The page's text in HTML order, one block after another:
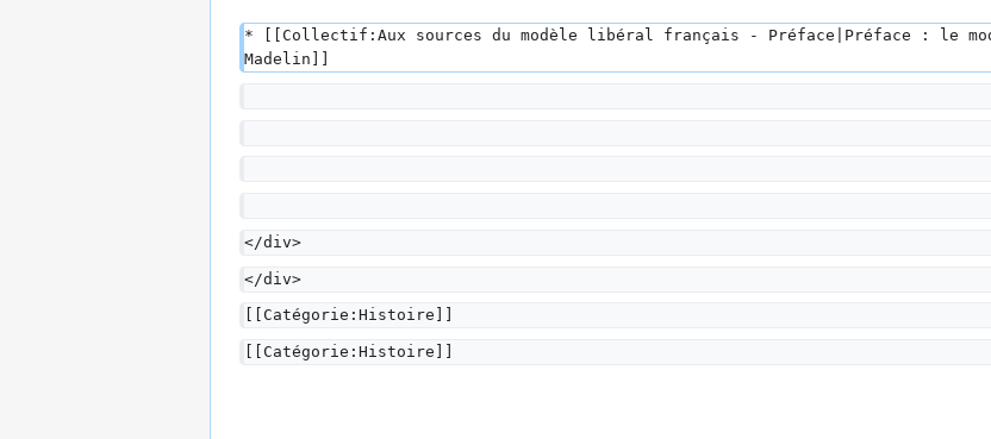
* [[Collectif:Aux sources du modèle libéral français - Préface|Préface : le
Madelin]]
</div>
</div>
[[Catégorie:Histoire]]
[[Catégorie:Histoire]]